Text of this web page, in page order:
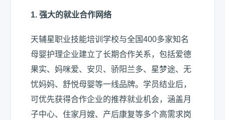
1. 强大的就业合作网络
天辅星职业技能培训学校与全国400多家知名
母婴护理企业建立了长期合作关系，包括爱德
果实、妈咪爱、安贝、骄阳兰多、星梦途、无
忧妈妈、舒悦母婴等一线品牌。学员结业后，
可优先获得合作企业的推荐就业机会，涵盖月
子中心、住家月嫂、产后康复等多个高需求岗